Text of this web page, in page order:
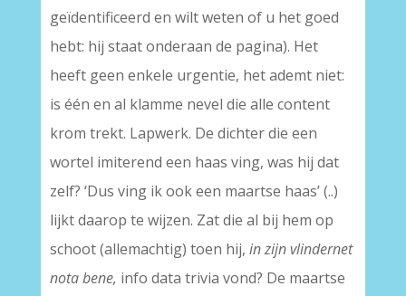
geïdentificeerd en wilt weten of u het goed
hebt: hij staat onderaan de pagina). Het
heeft geen enkele urgentie, het ademt niet:
is één en al klamme nevel die alle content
krom trekt. Lapwerk. De dichter die een
wortel imiterend een haas ving, was hij dat
zelf? ‘Dus ving ik ook een maartse haas’ (..)
lijkt daarop te wijzen. Zat die al bij hem op
schoot (allemachtig) toen hij, in zijn vlindernet
nota bene, info data trivia vond? De maartse